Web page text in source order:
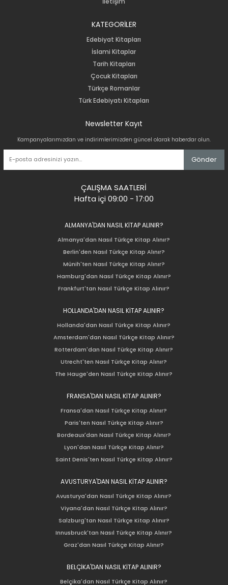
KATEGORİLER
Edebiyat Kitapları
İslami Kitaplar
Tarih Kitapları
Çocuk Kitapları
Türkçe Romanlar
Türk Edebiyatı Kitapları
Newsletter Kayıt
Kampanyalarımızdan ve indirimlerimizden güncel olarak haberdar olun.
Gönder
ÇALIŞMA SAATLERİ
Hafta içi 09:00 - 17:00
ALMANYA'DAN NASIL KİTAP ALINIR?
Almanya'dan Nasıl Türkçe Kitap Alınır?
Berlin'den Nasıl Türkçe Kitap Alınır?
Münih'ten Nasıl Türkçe Kitap Alınır?
Hamburg'dan Nasıl Türkçe Kitap Alınır?
Frankfurt'tan Nasıl Türkçe Kitap Alınır?
HOLLANDA'DAN NASIL KİTAP ALINIR?
Hollanda'dan Nasıl Türkçe Kitap Alınır?
Amsterdam'dan Nasıl Türkçe Kitap Alınır?
Rotterdam'dan Nasıl Türkçe Kitap Alınır?
Utrecht'ten Nasıl Türkçe Kitap Alınır?
The Hauge'den Nasıl Türkçe Kitap Alınır?
FRANSA'DAN NASIL KİTAP ALINIR?
Fransa'dan Nasıl Türkçe Kitap Alınır?
Paris'ten Nasıl Türkçe Kitap Alınır?
Bordeaux'dan Nasıl Türkçe Kitap Alınır?
Lyon'dan Nasıl Türkçe Kitap Alınır?
Saint Denis'ten Nasıl Türkçe Kitap Alınır?
AVUSTURYA'DAN NASIL KİTAP ALINIR?
Avusturya'dan Nasıl Türkçe Kitap Alınır?
Viyana'dan Nasıl Türkçe Kitap Alınır?
Salzburg'tan Nasıl Türkçe Kitap Alınır?
Innusbruck'tan Nasıl Türkçe Kitap Alınır?
Graz'dan Nasıl Türkçe Kitap Alınır?
BELÇİKA'DAN NASIL KİTAP ALINIR?
Belçika'dan Nasıl Türkçe Kitap Alınır?